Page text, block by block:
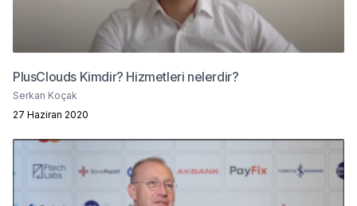
PlusClouds Kimdir? Hizmetleri nelerdir?
Serkan Koçak
27 Haziran 2020